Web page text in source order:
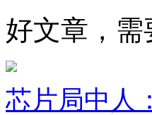
好文章，需
芯片局中人